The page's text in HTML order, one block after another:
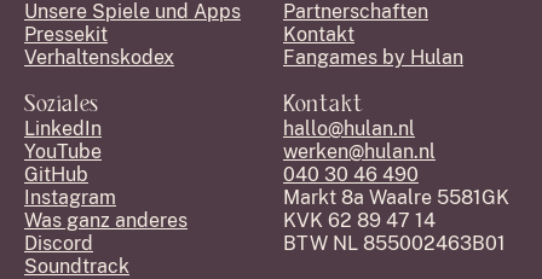
Unsere Spiele und Apps
Pressekit
Verhaltenskodex
Partnerschaften
Kontakt
Fangames by Hulan
Soziales
LinkedIn
YouTube
GitHub
Instagram
Was ganz anderes
Discord
Soundtrack
Kontakt
hallo@hulan.nl
werken@hulan.nl
040 30 46 490
Markt 8a Waalre 5581GK
KVK 62 89 47 14
BTW NL 855002463B01